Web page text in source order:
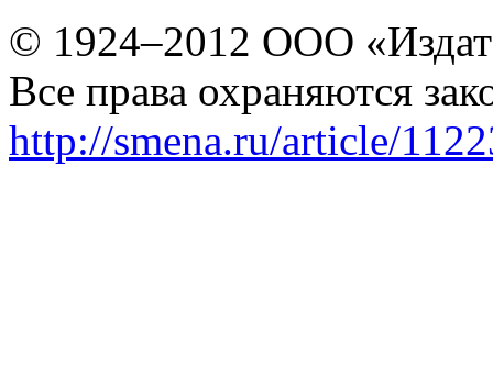
© 1924–2012 ООО
Все права охраняются
http://smena.ru/article/